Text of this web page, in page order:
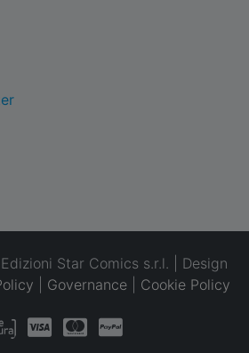
Star Comics s.r.l. | Design
Governance Cookie Policy